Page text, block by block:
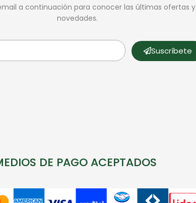
a continuación para conocer las últimas ofertas y
novedades.
Suscríbete
DE PAGO ACEPTADOS